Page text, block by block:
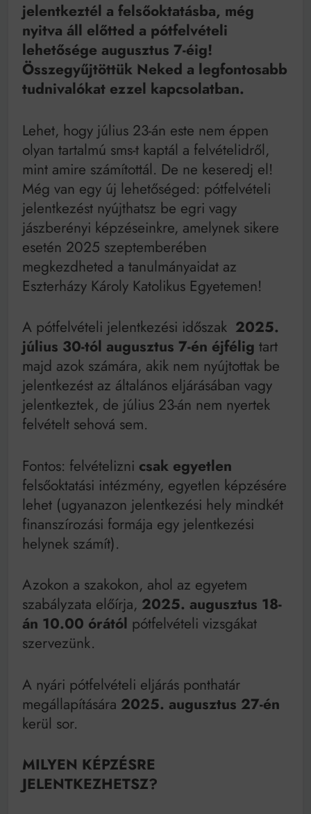
Mindenki a világot akarja uralni – de nem csak a 80-
as években
Bitumenes lapostetők: a bevált technológia akkor
működik, ha jól van felújítva
jelentkeztél a felsőoktatásba, még
nyitva áll előtted a pótfelvételi
lehetősége augusztus 7-éig!
Összegyűjtöttük Neked a legfontosabb
tudnivalókat ezzel kapcsolatban.
Lehet, hogy július 23-án este nem éppen
olyan tartalmú sms-t kaptál a felvételidről,
mint amire számítottál. De ne keseredj el!
Még van egy új lehetőséged: pótfelvételi
jelentkezést nyújthatsz be egri vagy
jászberényi képzéseinkre, amelynek sikere
esetén 2025 szeptemberében
megkezdheted a tanulmányaidat az
Eszterházy Károly Katolikus Egyetemen!
A pótfelvételi jelentkezési időszak 2025.
július 30-tól augusztus 7-én éjfélig tart
majd azok számára, akik nem nyújtottak be
jelentkezést az általános eljárásában vagy
jelentkeztek, de július 23-án nem nyertek
felvételt sehová sem.
Fontos: felvételizni csak egyetlen
felsőoktatási intézmény, egyetlen képzésére
lehet (ugyanazon jelentkezési hely mindkét
finanszírozási formája egy jelentkezési
helynek számít).
Azokon a szakokon, ahol az egyetem
szabályzata előírja, 2025. augusztus 18-
án 10.00 órától pótfelvételi vizsgákat
szervezünk.
A nyári pótfelvételi eljárás ponthatár
megállapítására 2025. augusztus 27-én
kerül sor.
MILYEN KÉPZÉSRE
JELENTKEZHETSZ?